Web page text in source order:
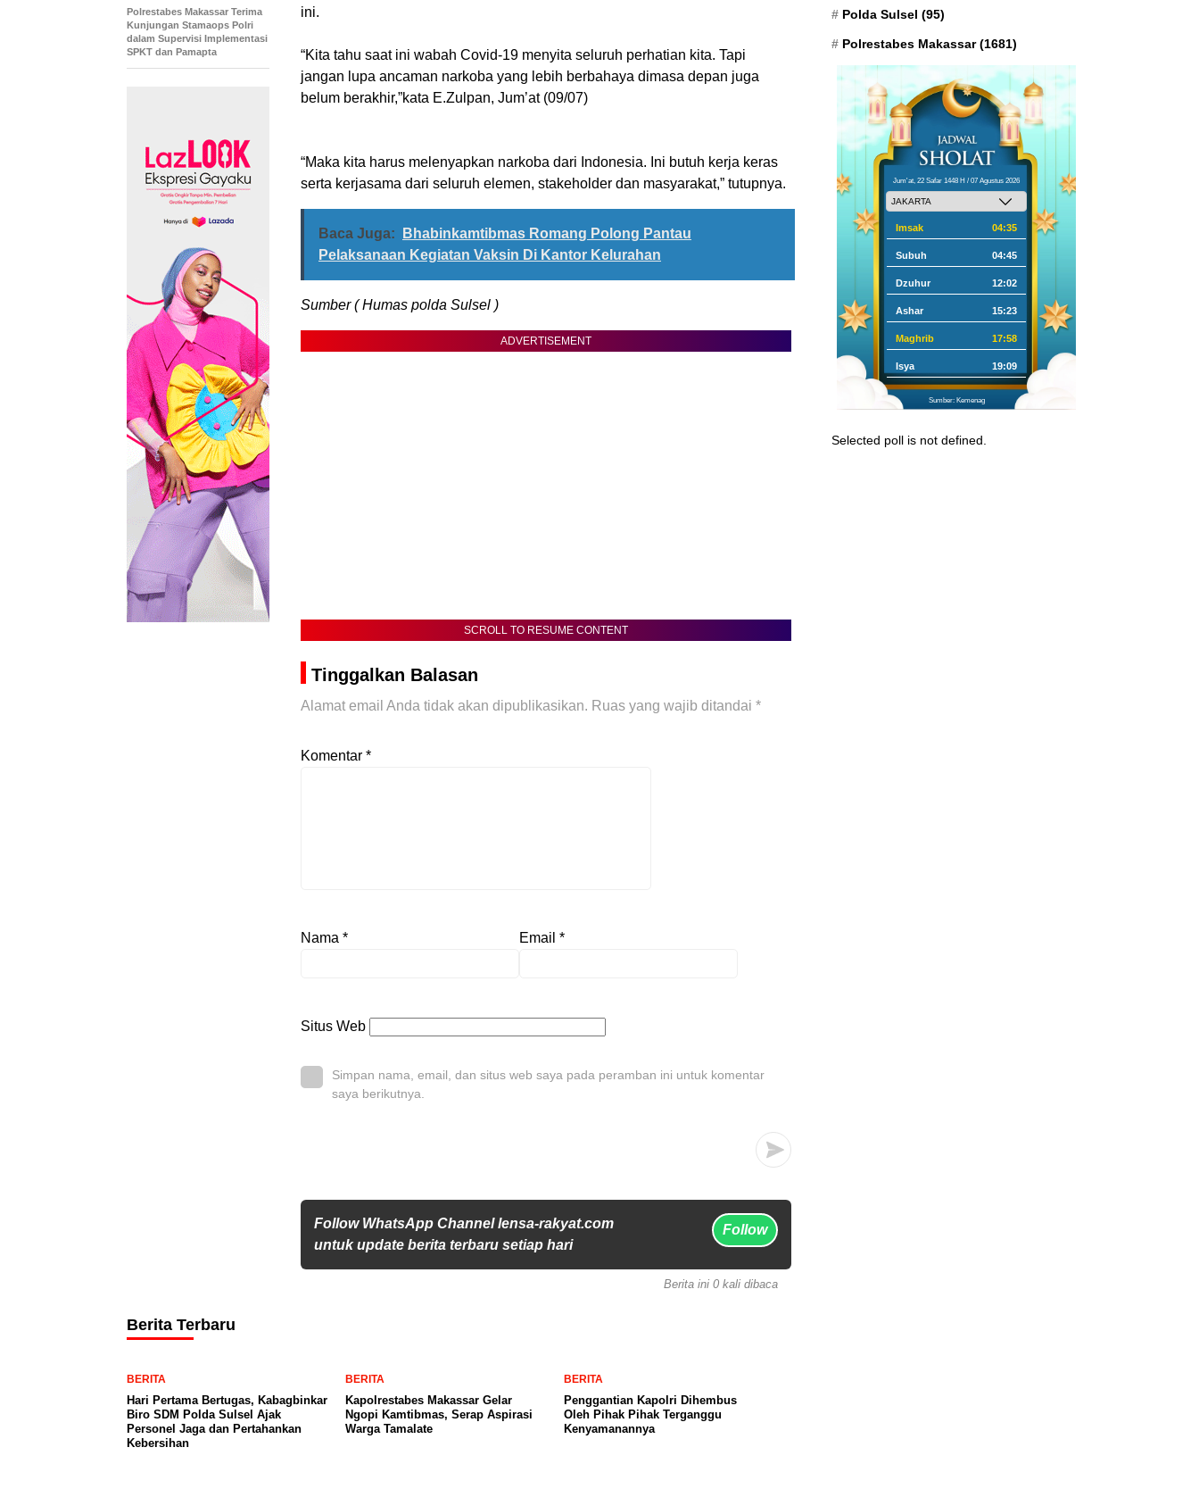
ini.
“Kita tahu saat ini wabah Covid-19 menyita seluruh perhatian kita. Tapi
jangan lupa ancaman narkoba yang lebih berbahaya dimasa depan juga
belum berakhir,”kata E.Zulpan, Jum’at (09/07)
“Maka kita harus melenyapkan narkoba dari Indonesia. Ini butuh kerja keras
serta kerjasama dari seluruh elemen, stakeholder dan masyarakat,” tutupnya.
Baca Juga:
Bhabinkamtibmas Romang Polong Pantau
Pelaksanaan Kegiatan Vaksin Di Kantor Kelurahan
Sumber ( Humas polda Sulsel )
ADVERTISEMENT
SCROLL TO RESUME CONTENT
Tinggalkan Balasan
Alamat email Anda tidak akan dipublikasikan. Ruas yang wajib ditandai *
Komentar *
Nama * Email *
Situs Web
Simpan nama, email, dan situs web saya pada peramban ini untuk komentar
saya berikutnya.
Follow WhatsApp Channel lensa-rakyat.com
untuk update berita terbaru setiap hari
Follow
Polrestabes Makassar Terima
Kunjungan Stamaops Polri
dalam Supervisi Implementasi
SPKT dan Pamapta
Berita ini 0 kali dibaca
Berita Terbaru
BERITA
Hari Pertama Bertugas, Kabagbinkar
Biro SDM Polda Sulsel Ajak
Personel Jaga dan Pertahankan
Kebersihan
BERITA
Kapolrestabes Makassar Gelar
Ngopi Kamtibmas, Serap Aspirasi
Warga Tamalate
BERITA
Penggantian Kapolri Dihembus
Oleh Pihak Pihak Terganggu
Kenyamanannya
Polda Sulsel (95)
Polrestabes Makassar(1681)
Jum'at, 22 Safar 1448 H / 07 Agustus 2026
Imsak 04:35
Subuh 04:45
Dzuhur 12:02
Ashar 15:23
Maghrib 17:58
Isya 19:09
Sumber: Kemenag
Selected poll is not defined.